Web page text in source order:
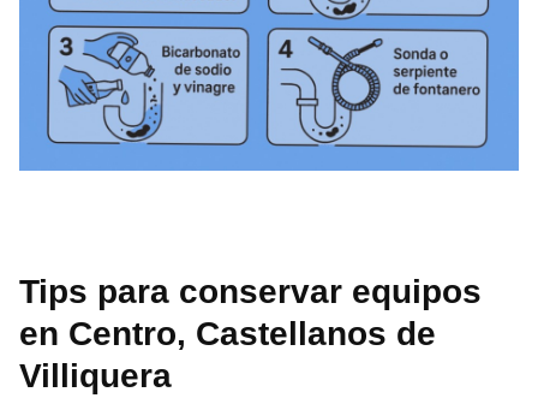
Tips para conservar equipos
en Centro, Castellanos de
Villiquera